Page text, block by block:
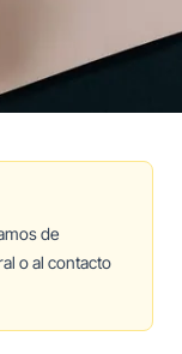
de
o al contacto